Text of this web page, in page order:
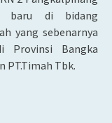
baru di bidang
yang sebenarnya
Provinsi Bangka
PT.Timah Tbk.